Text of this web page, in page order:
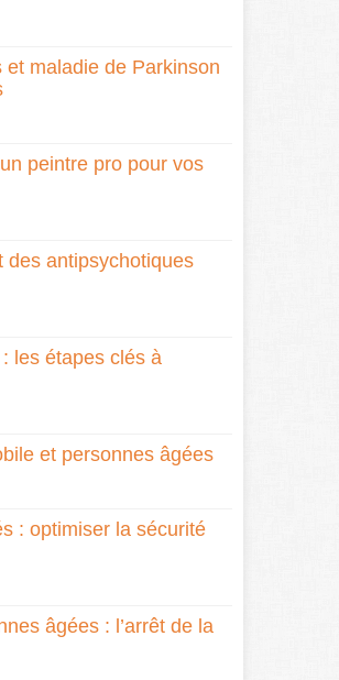
et maladie de Parkinson
peintre pro pour vos
des antipsychotiques
: les étapes clés à
et personnes âgées
: optimiser la sécurité
âgées : l’arrêt de la